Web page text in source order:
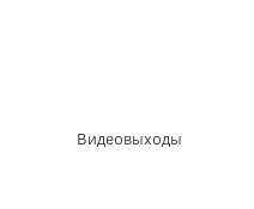
Видеовыходы